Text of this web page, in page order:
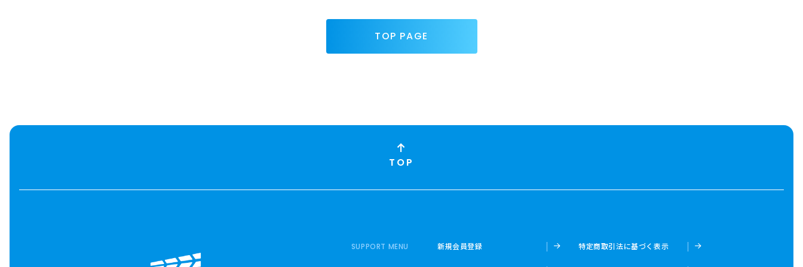
TOP PAGE
TOP
SUPPORT MENU 新規会員登録 特定商取引法に基づく表示